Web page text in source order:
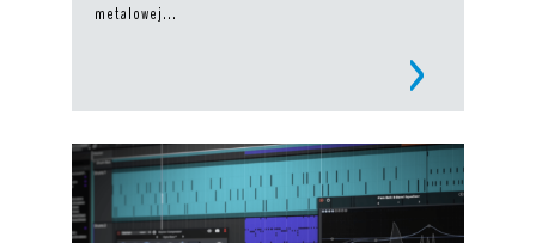
metalowej...